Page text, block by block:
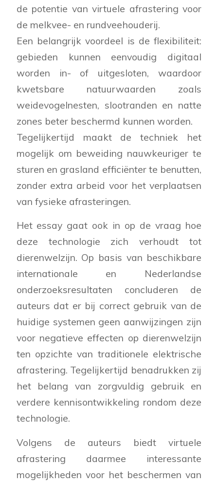
de potentie van virtuele afrastering voor
de melkvee- en rundveehouderij.
Een belangrijk voordeel is de flexibiliteit:
gebieden kunnen eenvoudig digitaal
worden in- of uitgesloten, waardoor
kwetsbare natuurwaarden zoals
weidevogelnesten, slootranden en natte
zones beter beschermd kunnen worden.
Tegelijkertijd maakt de techniek het
mogelijk om beweiding nauwkeuriger te
sturen en grasland efficiënter te benutten,
zonder extra arbeid voor het verplaatsen
van fysieke afrasteringen.
Het essay gaat ook in op de vraag hoe
deze technologie zich verhoudt tot
dierenwelzijn. Op basis van beschikbare
internationale en Nederlandse
onderzoeksresultaten concluderen de
auteurs dat er bij correct gebruik van de
huidige systemen geen aanwijzingen zijn
voor negatieve effecten op dierenwelzijn
ten opzichte van traditionele elektrische
afrastering. Tegelijkertijd benadrukken zij
het belang van zorgvuldig gebruik en
verdere kennisontwikkeling rondom deze
technologie.
Volgens de auteurs biedt virtuele
afrastering daarmee interessante
mogelijkheden voor het beschermen van